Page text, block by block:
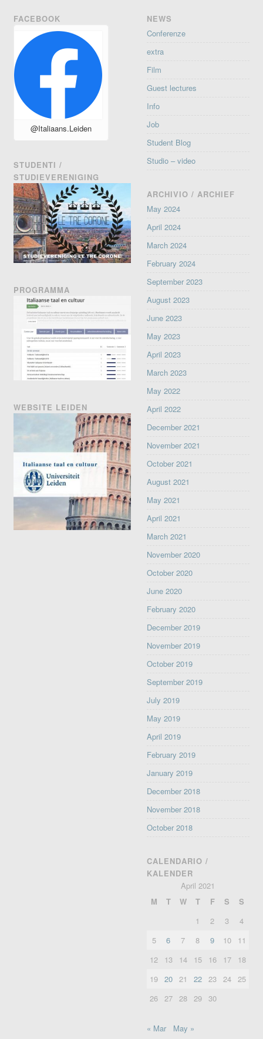
FACEBOOK
@Italiaans.Leiden
STUDENTI /
STUDIEVERENIGING
PROGRAMMA
WEBSITE LEIDEN
NEWS
Conferenze
extra
Film
Guest lectures
Info
Job
Student Blog
Studio – video
ARCHIVIO / ARCHIEF
May 2024
April 2024
March 2024
February 2024
September 2023
August 2023
June 2023
May 2023
April 2023
March 2023
May 2022
April 2022
December 2021
November 2021
October 2021
August 2021
May 2021
April 2021
March 2021
November 2020
October 2020
June 2020
February 2020
December 2019
November 2019
October 2019
September 2019
July 2019
May 2019
April 2019
February 2019
January 2019
December 2018
November 2018
October 2018
CALENDARIO /
KALENDER
April 2021
M
T W T F S
S
1
2 3
4
5
6 7 8 9 10
11
12
13 14 15 16 17
18
19 20 21 22 23 24
25
26
27 28 29 30
« Mar May »